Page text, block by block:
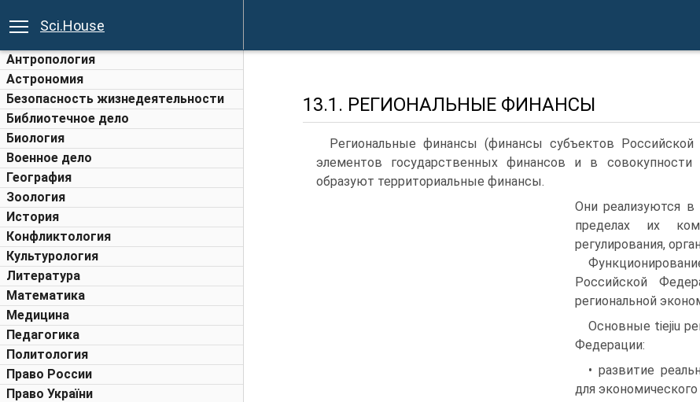
Sci.House
Антропология
Астрономия
Безопасность жизнедеятельности
Библиотечное дело
Биология
Военное дело
География
Зоология
История
Конфликтология
Культурология
Литература
Математика
Медицина
Педагогика
Политология
Право России
Право України
13.1. РЕГИОНАЛЬНЫЕ ФИНАНСЫ
Региональные финансы (финансы субъектов
элементов государственных фи­нансов и в
образуют территориальные финансы.
Они реализуются
пределах их
регулирования,
Российской
региональной
Основные tiejiu
Федерации:
• развитие
для экономического